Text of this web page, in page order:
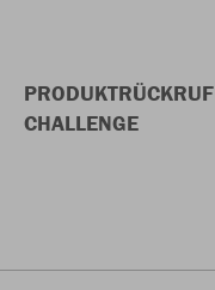
PRODUKTRÜCKRUF
CHALLENGE